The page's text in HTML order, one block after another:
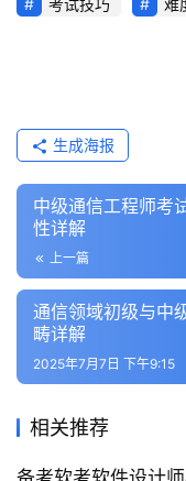
考试技巧
难
生成海报
中级通信工程师考
性详解
上一篇
通信领域初级与中
畴详解
2025年7月7日 下午9:15
相关推荐